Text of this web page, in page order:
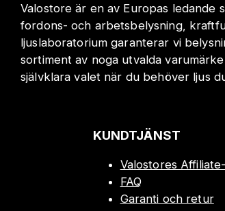
Valostore är en av Europas ledande
fordons- och arbetsbelysning,
ljuslaboratorium garanterar vi
sortiment av noga utvalda
självklara valet när du behöver ljus
KUNDTJÄNST
Valostores
FAQ
Garanti och retur